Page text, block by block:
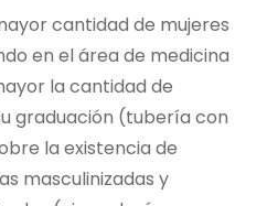
cantidad de mujeres
en el área de medicina
la cantidad de
graduación (tubería con
la existencia de
masculinizadas y